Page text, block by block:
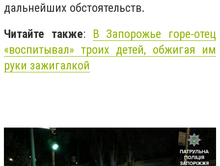
дальнейших обстоятельств.
Читайте также: В Запорожье горе-отец
«воспитывал» троих детей, обжигая им
руки зажигалкой